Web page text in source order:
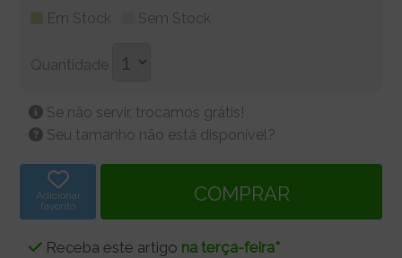
Em Stock Sem Stock
Quantidade
Se não servir, trocamos grátis!
Seu tamanho não está disponível?
Adicionar
favorito
Receba este artigo na terça-feira*